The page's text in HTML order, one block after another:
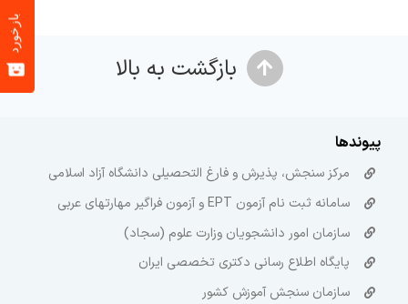
بازگشت به بالا
پیوندها
مرکز سنجش، پذیرش و فارغ التحصیلی دانشگاه آزاد اسلامی
سامانه ثبت نام آزمون EPT و آزمون فراگیر مهارتهای عربی
سازمان امور دانشجویان وزارت علوم (سجاد)
پایگاه اطلاع رسانی دکتری تخصصی ایران
سازمان سنجش آموزش کشور
بازخورد